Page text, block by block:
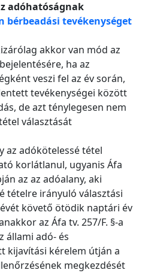
adóhatóságnak
bérbeadási tevékenységet
akkor van mód az
ha az
veszi fel az év során,
tevékenységei között
de azt ténylegesen nem
választását
az adókötelessé tétel
korlátlanul, ugyanis Áfa
az az adóalany, aki
tételre irányuló választási
követő ötödik naptári év
az Áfa tv. 257/F. §-a
állami adó- és
kijavítási kérelem útján a
megkezdését